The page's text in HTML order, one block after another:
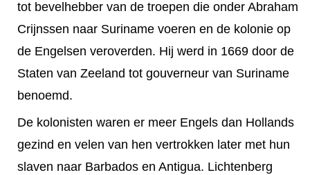
tot bevelhebber van de troepen die onder Abraham
Crijnssen naar Suriname voeren en de kolonie op
de Engelsen veroverden. Hij werd in 1669 door de
Staten van Zeeland tot gouverneur van Suriname
benoemd.
De kolonisten waren er meer Engels dan Hollands
gezind en velen van hen vertrokken later met hun
slaven naar Barbados en Antigua. Lichtenberg